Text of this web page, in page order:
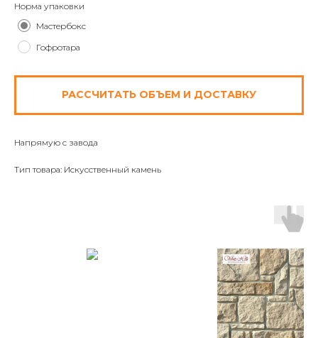
Норма упаковки
Мастербокс
Гофротара
РАССЧИТАТЬ ОБЪЕМ И ДОСТАВКУ
Напрямую с завода
Тип товара: Искусственный камень